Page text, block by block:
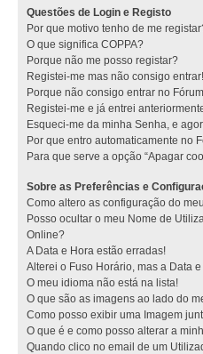
Questões de Login e Registo
Por que motivo tenho de me
O que significa COPPA?
Porque não me posso registar?
Registei-me mas não consigo entrar!
Porque não consigo entrar no
Registei-me e já entrei
Esqueci-me da minha Senha, e
Por que entro automaticamente no
Para que serve a opção “Apagar
Sobre as Preferências e
Como altero as configuração do
Posso ocultar o meu Nome de
Online?
A Data e Hora estão erradas!
Alterei o Fuso Horário, mas a Data
O meu idioma não está na lista!
O que são as imagens ao lado do
Como posso exibir uma Imagem
O que é e como posso alterar a
Quando clico no email de um